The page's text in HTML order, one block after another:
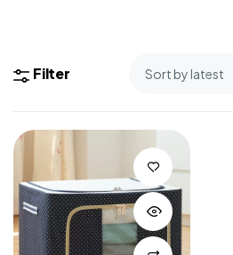
Filter